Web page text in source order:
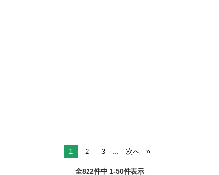
1 2 3 ... 次へ
全822件中 1-50件表示